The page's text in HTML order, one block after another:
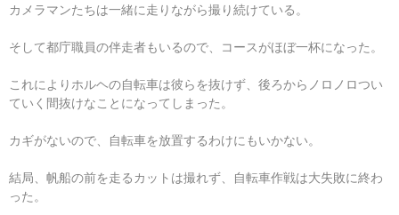
カメラマンたちは一緒に走りながら撮り続けている。
そして都庁職員の伴走者もいるので、コースがほぼ一杯になった。
これによりホルヘの自転車は彼らを抜けず、後ろからノロノロつい
ていく間抜けなことになってしまった。
カギがないので、自転車を放置するわけにもいかない。
結局、帆船の前を走るカットは撮れず、自転車作戦は大失敗に終わ
った。